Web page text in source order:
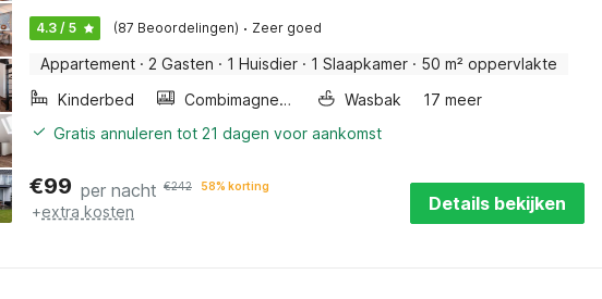
4.3 / 5 (87 Beoordelingen) · Zeer goed
Appartement · 2 Gasten · 1 Huisdier · 1 Slaapkamer · 50 m² oppervlakte
Kinderbed
Combimagnetron Wasbak
17 meer
Gratis annuleren tot 21 dagen voor aankomst
€99 per nacht €242 58% korting
+extra kosten Details bekijken